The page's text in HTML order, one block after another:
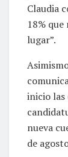
Claudia
18%
lugar”.
inicio las
nueva
de